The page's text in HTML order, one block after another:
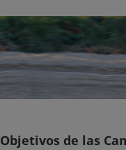
Objetivos de las